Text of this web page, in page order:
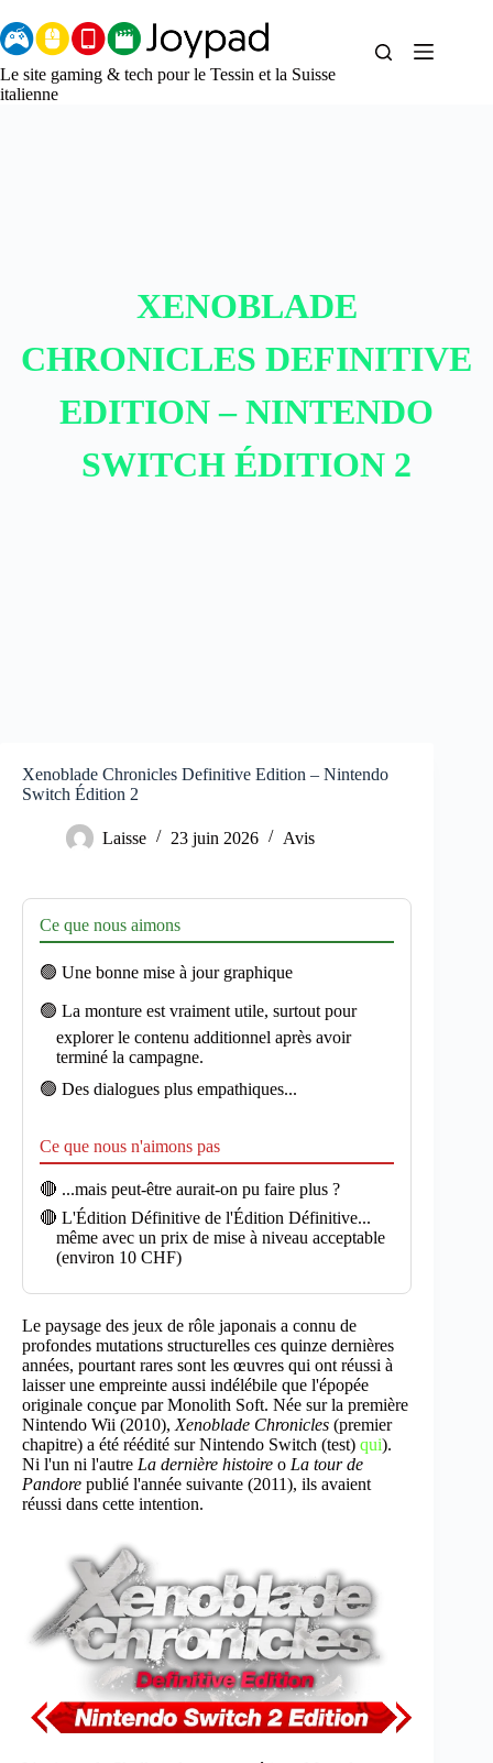
au
contenu
Le site gaming & tech pour le Tessin et la Suisse
italienne
XENOBLADE
CHRONICLES DEFINITIVE
EDITION – NINTENDO
SWITCH ÉDITION 2
Xenoblade Chronicles Definitive Edition – Nintendo
Switch Édition 2
Laisse 23 juin 2026 Avis
Ce que nous aimons
🟢 Une bonne mise à jour graphique
🟢 La monture est vraiment utile, surtout pour
explorer le contenu additionnel après avoir
terminé la campagne.
🟢 Des dialogues plus empathiques...
Ce que nous n'aimons pas
🔴 ...mais peut-être aurait-on pu faire plus ?
🔴 L'Édition Définitive de l'Édition Définitive...
même avec un prix de mise à niveau acceptable
(environ 10 CHF)
Le paysage des jeux de rôle japonais a connu de
profondes mutations structurelles ces quinze dernières
années, pourtant rares sont les œuvres qui ont réussi à
laisser une empreinte aussi indélébile que l'épopée
originale conçue par Monolith Soft. Née sur la première
Nintendo Wii (2010), Xenoblade Chronicles (premier
chapitre) a été réédité sur Nintendo Switch (test) qui).
Ni l'un ni l'autre La dernière histoire o La tour de
Pandore publié l'année suivante (2011), ils avaient
réussi dans cette intention.